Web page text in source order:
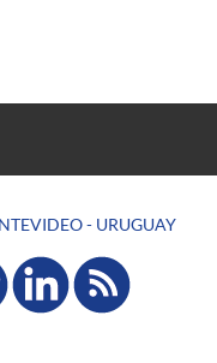
- URUGUAY